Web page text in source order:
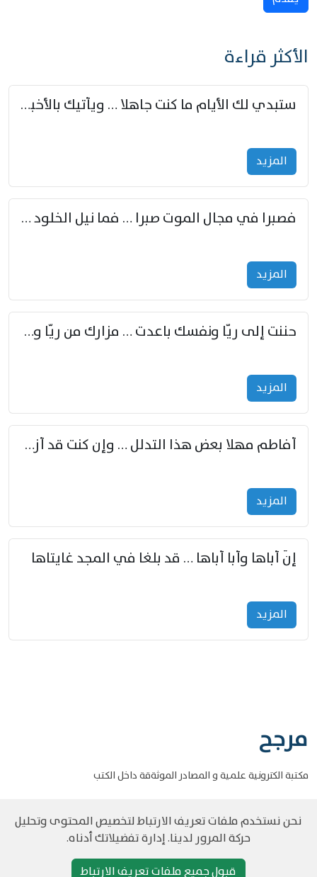
الأكثر قراءة
ستبدي لك الأيام ما كنت جاهلا … ويأتيك بالأخبار من لم تزوّد
المزید
فصبرا في مجال الموت صبرا … فما نيل الخلود بمستطاع
المزید
حننت إلى ريّا ونفسك باعدت … مزارك من ريّا وشعباكما معا
المزید
أفاطم مهلا بعض هذا التدلل … وإن كنت قد أزمعت صرمي فأجملي
المزید
إنّ أباها وأبا أباها … قد بلغا في المجد غايتاها
المزید
مرجح
مكتبة الكترونية علمية و المصادر الموثةقة داخل الكتب
حقوق الطبع والنشر مرجح جميع الحقوق محفوظةسياسة و الخصوصية
نحن نستخدم ملفات تعريف الارتباط لتخصيص المحتوى وتحليل
حركة المرور لدينا. إدارة تفضيلاتك أدناه.
قبول جميع ملفات تعريف الارتباط